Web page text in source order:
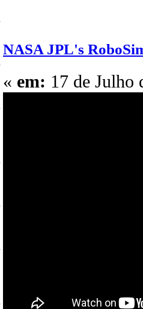
NASA JPL's
« em: 17 de Julho